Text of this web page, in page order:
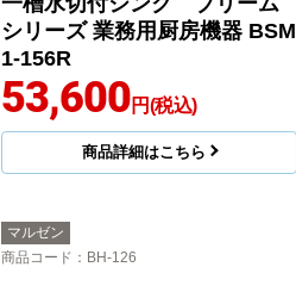
シリーズ 業務用厨房機器 BSM
1-156R
53,600円(税込)
商品詳細はこちら
マルゼン
商品コード ：BH-126